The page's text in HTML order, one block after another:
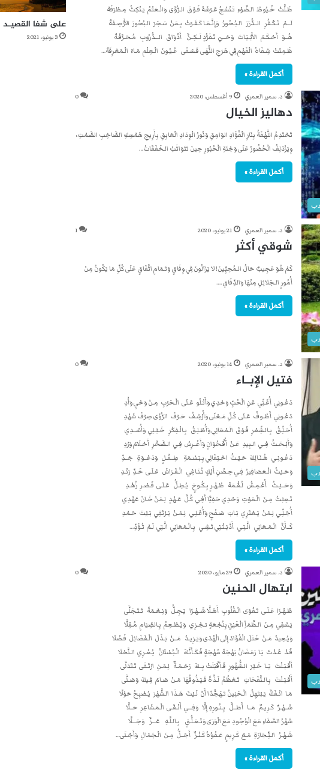
ظَـلَّتْ خُـيُوطُ الـضَّوْءِ تَـنْسُجُ عَـرْشَهُ فَـوْقَ الـرُّؤَى وَالْـعَتْمُ يَـنْكِثُ مِـطْرَفَهْ
لَـــمْ تَـكْـفُرِ الــدُّرَرَ الـبُـحُورُ وَإِنَّـمَـا كَـفَـرَتْ بِـمَنْ سَـجَرَ الـبُحُورَ الأَرْصِـفَةْ
هُــوَ أَحْـكَـمَ الأَبْـيَـاتَ وَحْــيَ تَـفَرُّدٍ لَــكِــنَّ أَذْوَاقَ الـــدُّرُوبِ مُـحَـرَّفَـةْ
ظَـمِئَتْ شِـفَاهُ الْفَهْمِ فِي هَرَجِ النُّهَى فَـسَـقَى عُـيُـونَ الْـعِلْمِ مَـاءَ الْـمَعْرِفَةْ…
أكمل القراءة »
د. سمير العمري 9 أغسطس، 2020 0
دهاليز الخيال
تَحْتَدِمُ اللَّهْفَةُ بِنَارِ الْفُؤَادِ الوَامِقِ وَنُورُ الْوِدَادِ الْعَابِقِ بِأَرِيجِ هَمْسِكِ الصَّاخِبِ الصَّمْتِ،
وِيَزْدَلِفُ الْحُضُورُ عَلَى وَجْنَةِ الْحُبُورِ حِينَ تَتَوَاثَبُ الـخَفَقَاتُ…
أكمل القراءة »
د. سمير العمري 21 يونيو، 2020 1
شوقي أكثر
كَمْ هُوَ عَجِيبٌ حَالُ الـمُحِبِّينَ! لا يَزَالُونَ فِي وِفَاقٍ وَتَـمَامِ اتَّفَاقٍ عَلَى كُلِّ مَا يَكُونُ مِنْ
أُمُورٍ الـجَلائِلِ مِنْهَا وَالدِّقَاقِ.…
أكمل القراءة »
د. سمير العمري 14 يونيو، 2020 0
فتيل الإبـاء
دَعُـونِي أُغَـنِّي عَنِ الْحُبِّ وَحْدِي وَأَتْـلُو عَـلَى الْـحَرْبِ مِـنْ وَحْيِ وَأْدِ
دَعُـونِي أَطُـوفُ عَـلَى كُـلِّ مَـعْنًى وَأُرْشِـفُ حَـرْفَ الرُّؤَى صِرْفَ شَهْدِ
أُحَـلِّـقُ بِـالـشِّعْرِ فَـوْقَ الَـمْعَالِي وَأُطْـلِـقُ بِـالْـفِكْرِ خَـيْـلِي وَأُسْــدِي
وَأَبْـحَـثُ فِــي الـبِيدِ عَـنْ أُقْـحُوَانٍ وَأَغْــرِسُ فِـي الـصَّخْرِ أَحْـلَامَ وَرْدِ
دَعُـونِـي هُـنَـالِكَ حَـيْـثُ احْـتِفَالِي بِـبَـسْـمَةِ طِــفْـلٍ وَدَعْــوَةِ جَــدِّ
وَحَـيْثُ الْـعَصَافِيرُ فِـي حِـضْنِ أَيْكٍ تُـنَـاغِي الْـفَـرَاشَ عَـلَـى خَـدِّ رَنْـدِ
وَحَــيْـثُ أُغَـمِـسُّ لُـقْـمَةَ طُـهْـرٍ بِـكُـوخٍ يُـطِـلُّ عَـلَـى قَـصْـرِ زُهْـدِ
تَـعِبْتُ مِـنَ الْـمَوْتِ وَحْدِي حَفِيًّا أَفِـي كُـلَّ عَـهْدٍ لِـمَنْ خَـانَ عَهْدِي
أُجَـلِّـي لِـمَنْ يَـعْتَرِي بَـابَ صَـفْحٍ وَأُعْـلِـي لِـمَـنْ يَـرْتَقِي بَـيْتَ حَـمْدِ
كَــأَنَّ الْـمَـعَانِي الَّـتِـي أَدَّبَـتْـنِي تَـشِـي بِـالْـمَعَانِي الَّـتِي لَـمْ تُـؤَدِّ…
أكمل القراءة »
د. سمير العمري 29 مايو، 2020 0
ابتهال الحنين
طُـهْـرًا عَـلَـى تَـقْوَى الْـقُلُوبِ أَهَـلَّا شَــهْـرًا يَـجِـلُّ وَنِـعْـمَةً تَـتَـجَلَّى
يَـسْقِي مِـنَ الـظَّمَأِ الْغَنِيَّ بِنُجْعَةٍ تـجْـزِي وَيُـطْـعِمُ بِـالصِّيَامِ مُـقِلَّا
وَيُـعِيدُ مَـنْ خَتَلَ الْفُؤَادَ إِلَى الْهُدَى وَيَـزِيـدُ مَــنْ بَـذَلَ الْـفَضَائِلَ فَـضْلَا
قَـدْ عُـدْتَ يَـا رَمَضَانُ بَهْجَةَ مُهْجَةٍ فَـكَـأَنَّكَ الْـبُـسْتَانُ يُـغْـرِي الـنَّحْلَا
أَقْـبَـلْتَ يَــا خَـيْرَ الـشُّهُورِ فَـأَقْبَلَتْ بِــكَ رَحْـمَـةٌ لِـمَـنِ ارْتَـقَى تَـتَدَلَّى
أَقْـبَـلْتَ بِـالـنَّفَحَاتِ تَـعْظُمُ لَـذَّةً فَـيَـذُوقُهَا مَـنْ صَـامَ فِـيكَ وَصَـلَّى
مَـا انْـفَكَّ يَـبْتَهِلُ الْـحَنِينُ تَـهَجُّدًا أَنْ لَـيْتَ هَـذَا الـشَّهْرَ يُـصْبِحُ حَوْلًا
شَــهْـرٌ كَـرِيـمٌ مَــا أَطَــلَّ بِـنُـورِهِ إِلَّا وَفِـــي أَنْـقَـى الْـمَـشَاعِرِ حَــلَّا
شَهْرُ الصَّفَاءِ مَعَ الْوُجُودِ مَعَ الْوَرَى وَتَـعَـلُّـقٍ بِـالـلَّـهِ عَـــزَّ وَجَـــلَّا
شَـهْـرُ الـتِّـجَارَةِ مَـعْ كَـرِيمٍ عَـفْوُهُ كَـنْـزٌ أَجَــلُّ مِـنَ الْـجَمَالِ وَأَجْـلَى…
أكمل القراءة »
على شفا القصيـد
3 يونيو، 2021